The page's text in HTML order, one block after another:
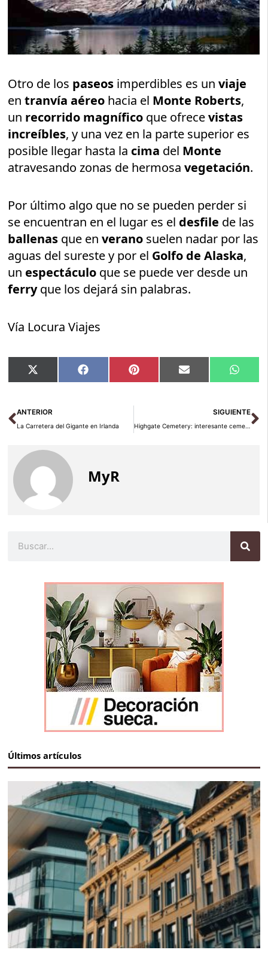
Otro de los paseos imperdibles es unviaje
entranvía aéreo hacia el Monte Roberts,
un recorrido magnífico que ofrecevistas
increíbles, y una vez en la parte superior es
posible llegar hasta la cima del Monte
atravesando zonas de hermosavegetación.
Por último algo que no se pueden perder si
se encuentran en el lugar es el desfile de las
ballenas que enverano suelen nadar por las
aguas del sureste y por el Golfo de Alaska,
un espectáculo que se puede ver desde un
ferryque los dejará sin palabras.
Vía Locura Viajes
Compartir
en
X
(Twitter)
Compartir
en
Facebook Compartir
en
Pinterest Compartir
en
Email
en
Ant
ANTERIOR
La Carretera del Gigante en Irlanda
SIGUIENTE
Highgate Cemetery: interesante cementerio gótico en Londres
MyR
Últimos artículos